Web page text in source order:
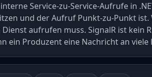
Service-zu-Service-Aufrufe in
und der Aufruf Punkt-zu-Punkt ist.
Dienst aufrufen muss. SignalR ist kein
ein Produzent eine Nachricht an